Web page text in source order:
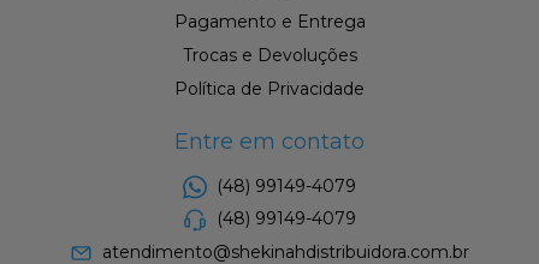
Pagamento e Entrega
Trocas e Devoluções
Política de Privacidade
Entre em contato
(48) 99149-4079
(48) 99149-4079
atendimento@shekinahdistribuidora.com.br